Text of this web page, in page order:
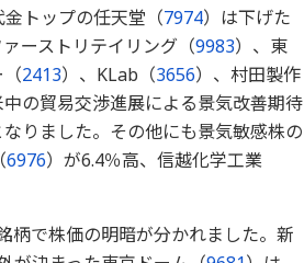
トップの任天堂（7974）は下げた
ーストリテイリング（9983）、東
2413）、KLab（3656）、村田製作
の貿易交渉進展による景気改善期待
りました。その他にも景気敏感株の
6976）が6.4％高、信越化学工業
柄で株価の明暗が分かれました。新